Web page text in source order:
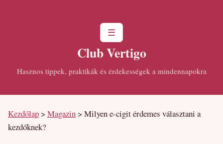
☰
Club Vertigo
Hasznos tippek, praktikák és érdekességek a mindennapokra
Kezdőlap > Magazin > Milyen e-cigit érdemes választani a
kezdőknek?